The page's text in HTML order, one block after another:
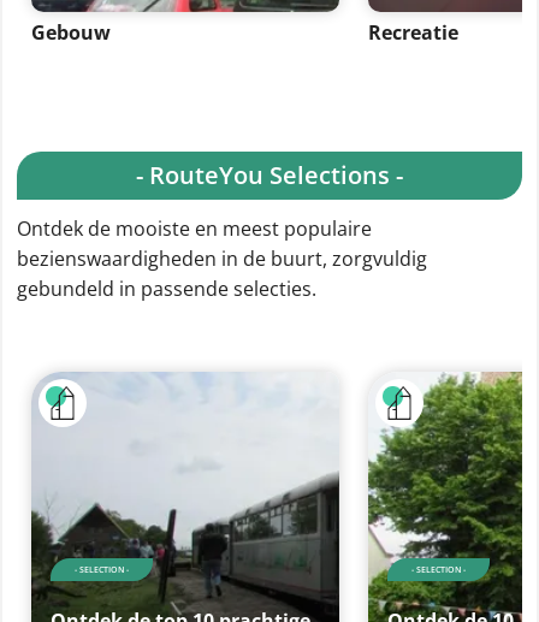
Gebouw Recreatie
- RouteYou Selections -
Ontdek de mooiste en meest populaire
bezienswaardigheden in de buurt, zorgvuldig
gebundeld in passende selecties.
- SELECTION - - SELECTION -